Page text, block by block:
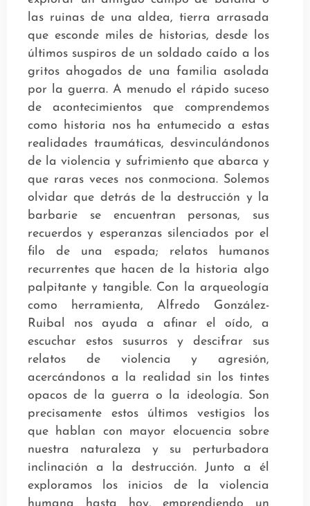
las ruinas de una aldea, tierra arrasada
que esconde miles de historias, desde los
últimos suspiros de un soldado caído a los
gritos ahogados de una familia asolada
por la guerra. A menudo el rápido suceso
de acontecimientos que comprendemos
como historia nos ha entumecido a estas
realidades traumáticas, desvinculándonos
de la violencia y sufrimiento que abarca y
que raras veces nos conmociona. Solemos
olvidar que detrás de la destrucción y la
barbarie se encuentran personas, sus
recuerdos y esperanzas silenciados por el
filo de una espada; relatos humanos
recurrentes que hacen de la historia algo
palpitante y tangible. Con la arqueología
como herramienta, Alfredo González-
Ruibal nos ayuda a afinar el oído, a
escuchar estos susurros y descifrar sus
relatos de violencia y agresión,
acercándonos a la realidad sin los tintes
opacos de la guerra o la ideología. Son
precisamente estos últimos vestigios los
que hablan con mayor elocuencia sobre
nuestra naturaleza y su perturbadora
inclinación a la destrucción. Junto a él
exploramos los inicios de la violencia